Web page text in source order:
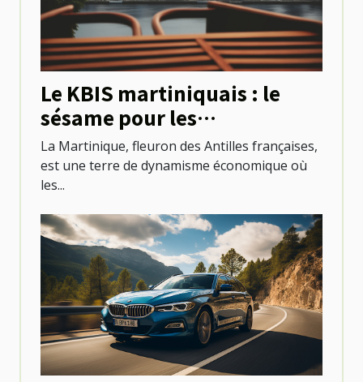
Le KBIS martiniquais : le
sésame pour les
professionnels locaux
La Martinique, fleuron des Antilles françaises,
est une terre de dynamisme économique où
les...